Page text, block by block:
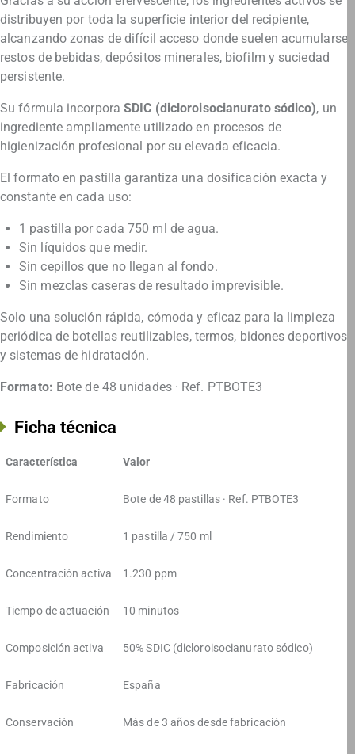
distribuyen por toda la superficie interior del recipiente,
alcanzando zonas de difícil acceso donde suelen acumularse
restos de bebidas, depósitos minerales, biofilm y suciedad
persistente.
Su fórmula incorporaSDIC (dicloroisocianurato sódico), un
ingrediente ampliamente utilizado en procesos de
higienización profesional por su elevada eficacia.
El formato en pastilla garantiza una dosificación exacta y
constante en cada uso:
1 pastilla por cada 750 ml de agua.
Sin líquidos que medir.
Sin cepillos que no llegan al fondo.
Sin mezclas caseras de resultado imprevisible.
Solo una solución rápida, cómoda y eficaz para la limpieza
periódica de botellas reutilizables, termos, bidones deportivos
y sistemas de hidratación.
Formato: Bote de 48 unidades · Ref. PTBOTE3
Ficha técnica
Característica Valor
Formato Bote de 48 pastillas · Ref. PTBOTE3
Rendimiento 1 pastilla / 750 ml
Concentración activa 1.230 ppm
Tiempo de actuación 10 minutos
Composición activa 50% SDIC (dicloroisocianurato sódico)
Fabricación España
Conservación Más de 3 años desde fabricación